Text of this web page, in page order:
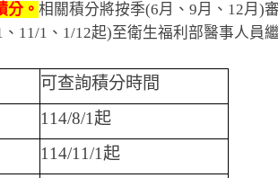
分。 相關積分將按季(6月、 9月、 12月 )
、 11/1 、 1/12起)至衛生福利部醫事人員
可查詢積分時間
114/8/1 起
114/11/1 起